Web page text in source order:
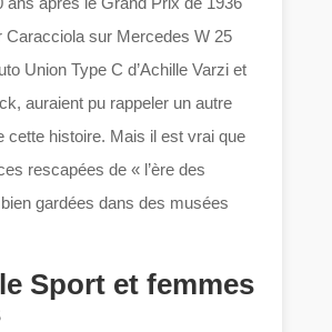
Caracciola sur Mercedes W 25
Union Type C d’Achille Varzi et
auraient pu rappeler un autre
cette histoire. Mais il est vrai que
rescapées de « l’ère des
gardées dans des musées
Sport et femmes